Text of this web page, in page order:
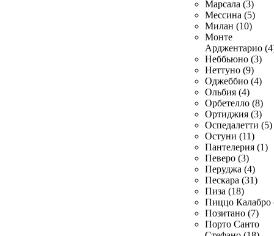
Марсала (3)
Мессина (5)
Милан (10)
Монте
Арджентарио
Неббьюно (3)
Неттуно (9)
Оджеббио (4)
Ольбия (4)
Орбетелло (8)
Ортиджия (3)
Оспедалетти (5)
Остуни (11)
Пантелерия (1)
Певеро (3)
Перуджа (4)
Пескара (31)
Пиза (18)
Пиццо Калабро
Позитано (7)
Порто Санто